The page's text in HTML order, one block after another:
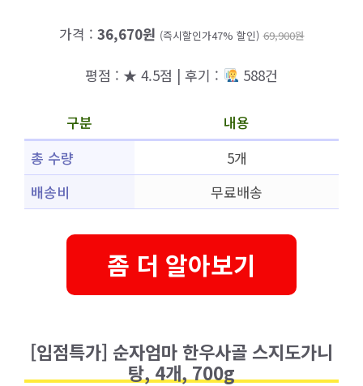
가격 : 36,670원 (즉시할인가47% 할인) 69,900원
평점 : ★ 4.5점 | 후기 : 588건
구분
내용
총 수량
5개
배송비
무료배송
좀 더 알아보기
[입점특가] 순자엄마 한우사골 스지도가니
탕, 4개, 700g